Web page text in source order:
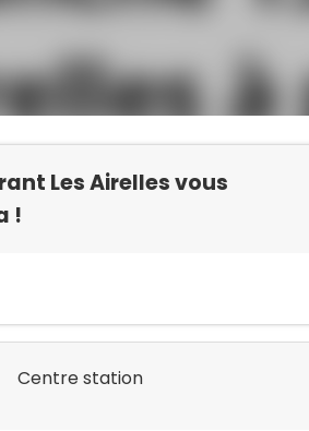
Les Airelles vous
!
Centre station